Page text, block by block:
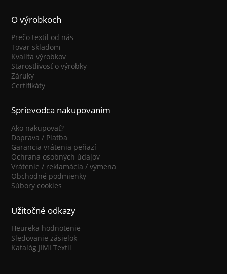
O výrobkoch
Prečo textil od nás
Tovar skladom
Kvalita výrobkov
Starostlivosť o výrobky
Záruky
Certifikáty
Sprievodca nakupovaním
Ako nakupovať?
Doprava / Platba
Garancia vrátenia peňazí
Ochrana osobných údajov
Vrátenie / reklamácia / výmena
Obchodné podmienky
Súbory cookies
Užitočné odkazy
Heureka hodnotenie
Sledovanie zásielok
Katalóg JIMI Textil